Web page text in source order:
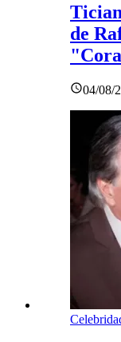
de
04/08/